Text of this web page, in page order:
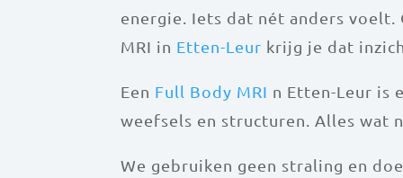
energie. Iets dat nét anders
MRI in Etten-Leur krijg je dat
Een Full Body MRI n Etten-Leur is
weefsels en structuren. Alles wat
We gebruiken geen straling en